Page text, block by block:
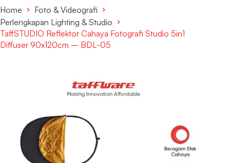
Home
Foto & Videografi
Perlengkapan Lighting & Studio
TaffSTUDIO Reflektor Cahaya Fotografi Studio 5in1
Diffuser 90x120cm – BDL-05